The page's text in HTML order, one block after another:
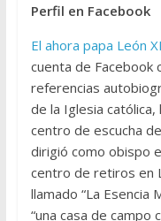
Perfil en Facebook
El ahora papa León
cuenta de Facebook
referencias
de la Iglesia católica,
centro de escucha
dirigió como obispo
centro de retiros en
llamado “La Esencia
“una casa de campo